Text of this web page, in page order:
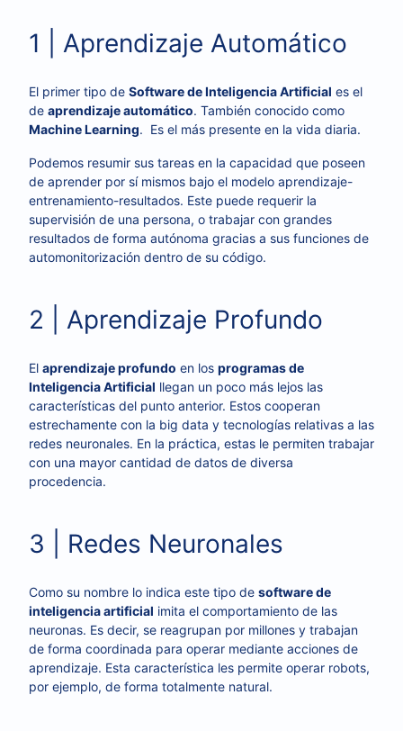
1 | Aprendizaje Automático
El primer tipo de Software de Inteligencia Artificial es el
de aprendizaje automático. También conocido como
Machine Learning. Es el más presente en la vida diaria.
Podemos resumir sus tareas en la capacidad que poseen
de aprender por sí mismos bajo el modelo aprendizaje-
entrenamiento-resultados. Este puede requerir la
supervisión de una persona, o trabajar con grandes
resultados de forma autónoma gracias a sus funciones de
automonitorización dentro de su código.
2 | Aprendizaje Profundo
El aprendizaje profundo en los programas de
Inteligencia Artificial llegan un poco más lejos las
características del punto anterior. Estos cooperan
estrechamente con la big data y tecnologías relativas a las
redes neuronales. En la práctica, estas le permiten trabajar
con una mayor cantidad de datos de diversa
procedencia.
3 | Redes Neuronales
Como su nombre lo indica este tipo de software de
inteligencia artificial imita el comportamiento de las
neuronas. Es decir, se reagrupan por millones y trabajan
de forma coordinada para operar mediante acciones de
aprendizaje. Esta característica les permite operar robots,
por ejemplo, de forma totalmente natural.